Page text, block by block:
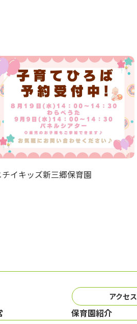
チイキッズ新三郷保育園
アクセス
保育園紹介